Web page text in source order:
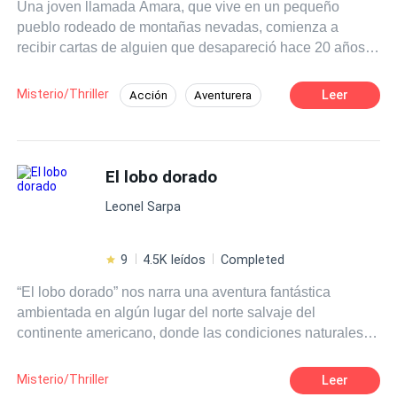
Una joven llamada Amara, que vive en un pequeño
pueblo rodeado de montañas nevadas, comienza a
recibir cartas de alguien que desapareció hace 20 años:
anciano bibliotecario que parece saber más de lo que
dice. A medida que Amara investiga, descubre secretos
Misterio/Thriller Acción Aventurera
Verdad Oculta De Débil a Fuerte
Leer
El lobo dorado
Leonel Sarpa
9 4.5K leídos Completed
“El lobo dorado” nos narra una aventura fantástica
ambientada en algún lugar del norte salvaje del
continente americano, donde las condiciones naturales
tierras, animales tan salvajes como los que habitan allí
Misterio/Thriller Leer